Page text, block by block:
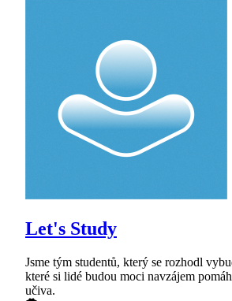
Let's Study
Jsme tým studentů, který se rozhodl
které si lidé budou moci navzájem
učiva.